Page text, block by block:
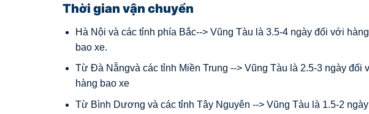
Thời gian vận chuyển
Hà Nội và các tỉnh phía Bắc--> Vũng Tàu là 3.5-4 ngày đối với
bao xe.
Từ Đà Nẵngvà các tỉnh Miền Trung --> Vũng Tàu là 2.5-3 ngày
hàng bao xe
Từ Bình Dương và các tỉnh Tây Nguyên --> Vũng Tàu là 1.5-2